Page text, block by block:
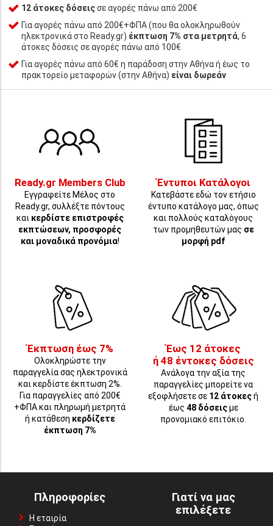
12 άτοκες δόσειςσε αγορές πάνω από 200€
Για αγορές πάνω από 200€+ΦΠΑ (που θα ολοκληρωθούν
ηλεκτρονικά στο Ready.gr) έκπτωση 7% στα μετρητά, 6
άτοκες δόσεις σε αγορές πάνω από 100€
Για αγορές πάνω από 60€ η παράδοση στην Αθήνα ή έως το
πρακτορείο μεταφορών (στην Αθήνα) είναι δωρεάν
Ready.gr Members Club
Εγγραφείτε Μέλος στο
Ready.gr, συλλέξτε πόντους
και κερδίστε επιστροφές
εκπτώσεων, προσφορές
και μοναδικά προνόμια!
Έντυποι Κατάλογοι
Κατεβάστε εδώ τον ετήσιο
έντυπο κατάλογο μας, όπως
και πολλούς καταλόγους
των προμηθευτών μας σε
μορφή pdf
Έκπτωση έως 7%
Ολοκληρώστε την
παραγγελία σας ηλεκτρονικά
και κερδίστε έκπτωση 2%.
Για παραγγελίες από 200€
+ΦΠΑ και πληρωμή μετρητά
ή κατάθεση κερδίζετε
έκπτωση 7%
Έως 12 άτοκες
ή 48 έντοκες δόσεις
Ανάλογα την αξία της
παραγγελίες μπορείτε να
εξοφλήσετε σε 12 άτοκεςή
έως 48 δόσειςμε
προνομιακό επιτόκιο.
Πληροφορίες
Η εταιρία
Γιατί να μας
επιλέξετε